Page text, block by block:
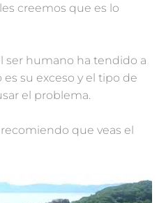
creemos que es lo
ser humano ha tendido a
es su exceso y el tipo de
el problema.
que veas el